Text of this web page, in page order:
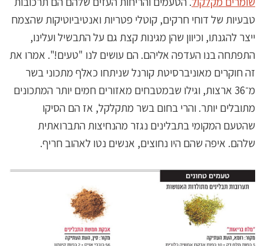
טבעיות של דוחי חרקים, קוטלי פטריות ואנטיביוטיקות שהצמח
ייצר להגנתו, וכיוון שהן מגינות קצת גם על התבשיל ועלינו,
התפתחה בנו העדפה אליהם. הם עושים לנו "טעים!". אמרו את
זה חוקרים מאוניברסיטת קורנל שניתחו כאלף מתכוני בשר
מ־36 ארצות, וגילו שבמטבחים מאזורים חמים יותר המתכונים
מתובלים יותר. והרי בחום בשר מתקלקל, אז הם הסיקו
שהטעם המקומי בתבלינים נגזר מהנחיצות התברואתית
שלהם. איפה שהם היו נחוצים, אנשים נטו לאהוב חריף.